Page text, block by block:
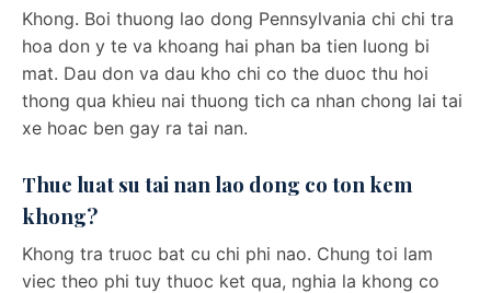
Khong. Boi thuong lao dong Pennsylvania chi chi tra
hoa don y te va khoang hai phan ba tien luong bi
mat. Dau don va dau kho chi co the duoc thu hoi
thong qua khieu nai thuong tich ca nhan chong lai tai
xe hoac ben gay ra tai nan.
Thue luat su tai nan lao dong co ton kem
khong?
Khong tra truoc bat cu chi phi nao. Chung toi lam
viec theo phi tuy thuoc ket qua, nghia la khong co